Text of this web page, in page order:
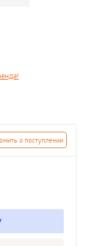
о поступлении